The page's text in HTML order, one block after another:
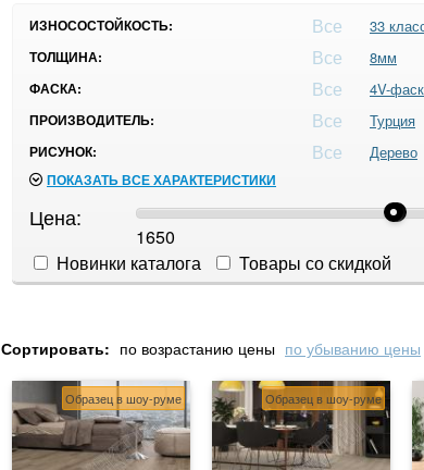
ИЗНОСОСТОЙКОСТЬ: Все 33
ТОЛЩИНА: Все 8мм
ФАСКА: Все 4V-
ПРОИЗВОДИТЕЛЬ: Все Турция
РИСУНОК: Все Дерево
ПОКАЗАТЬ ВСЕ ХАРАКТЕРИСТИКИ
Цена:
1650
Новинки каталога
Товары со скидкой
Сортировать: по возрастанию цены по убыванию цены
Образец в шоу-руме Образец в шоу-руме